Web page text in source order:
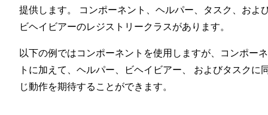
提供します。 コンポーネント、ヘルパー、タスク、およ
ビヘイビアーのレジストリークラスがあります。
以下の例ではコンポーネントを使用しますが、コンポー
トに加えて、ヘルパー、ビヘイビアー、 およびタスクに
じ動作を期待することができます。